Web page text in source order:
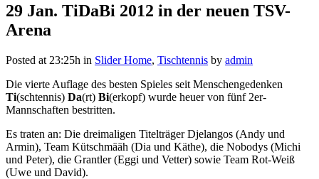
29 Jan. TiDaBi 2012 in der neuen TSV-
Arena
Posted at 23:25h in Slider Home, Tischtennis by admin
Die vierte Auflage des besten Spieles seit Menschengedenken
Ti(schtennis) Da(rt) Bi(erkopf) wurde heuer von fünf 2er-
Mannschaften bestritten.
Es traten an: Die dreimaligen Titelträger Djelangos (Andy und
Armin), Team Kütschmääh (Dia und Käthe), die Nobodys (Michi
und Peter), die Grantler (Eggi und Vetter) sowie Team Rot-Weiß
(Uwe und David).